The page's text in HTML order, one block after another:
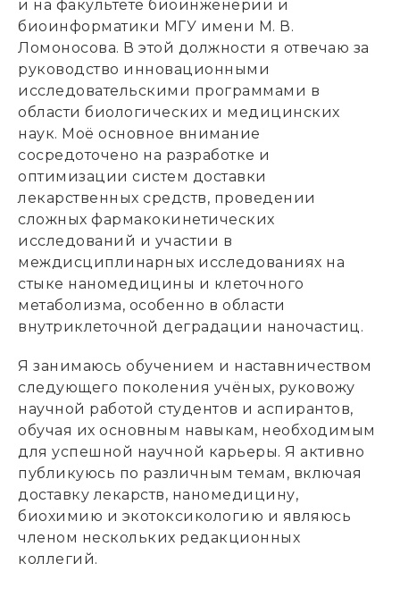
и на факультете биоинженерии и
биоинформатики МГУ имени М. В.
Ломоносова. В этой должности я отвечаю за
руководство инновационными
исследовательскими программами в
области биологических и медицинских
наук. Моё основное внимание
сосредоточено на разработке и
оптимизации систем доставки
лекарственных средств, проведении
сложных фармакокинетических
исследований и участии в
междисциплинарных исследованиях на
стыке наномедицины и клеточного
метаболизма, особенно в области
внутриклеточной деградации наночастиц.
Я занимаюсь обучением и наставничеством
следующего поколения учёных, руковожу
научной работой студентов и аспирантов,
обучая их основным навыкам, необходимым
для успешной научной карьеры. Я активно
публикуюсь по различным темам, включая
доставку лекарств, наномедицину,
биохимию и экотоксикологию и являюсь
членом нескольких редакционных
коллегий.